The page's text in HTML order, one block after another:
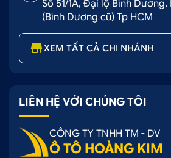
Số 51/1A, Đại lộ Bình Dương,
(Bình Dương cũ) Tp HCM
XEM TẤT CẢ CHI NHÁNH
LIÊN HỆ VỚI CHÚNG TÔI
CÔNG TY TNHH TM - DV
Ô TÔ HOÀNG KIM